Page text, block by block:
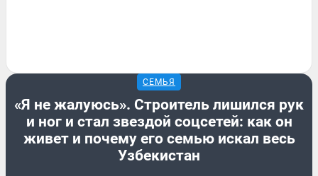
СЕМЬЯ
«Я не жалуюсь». Строитель лишился рук
и ног и стал звездой соцсетей: как он
живет и почему его семью искал весь
Узбекистан